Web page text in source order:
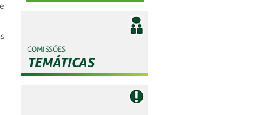
COMISSÕES
TEMÁTICAS